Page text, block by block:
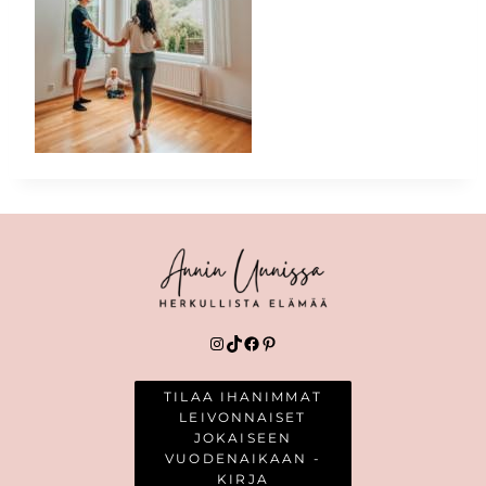
Instagram
TikTok
Facebook
Pinterest
TILAA IHANIMMAT
LEIVONNAISET
JOKAISEEN
VUODENAIKAAN -
KIRJA